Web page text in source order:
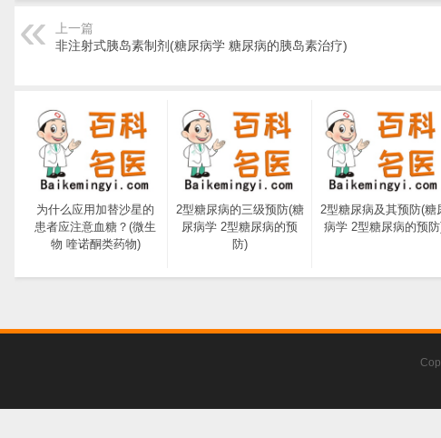
上一篇
非注射式胰岛素制剂(糖尿病学 糖尿病的胰岛素治疗)
为什么应用加替沙星的
患者应注意血糖？(微生
物 喹诺酮类药物)
2型糖尿病的三级预防(糖
尿病学 2型糖尿病的预
防)
2型糖尿病及其预防(糖
病学 2型糖尿病的预